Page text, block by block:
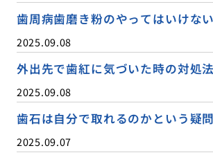
歯周病歯磨き粉のやってはいけな
2025.09.08
外出先で歯紅に気づいた時の対処法
2025.09.08
歯石は自分で取れるのかという疑問
2025.09.07